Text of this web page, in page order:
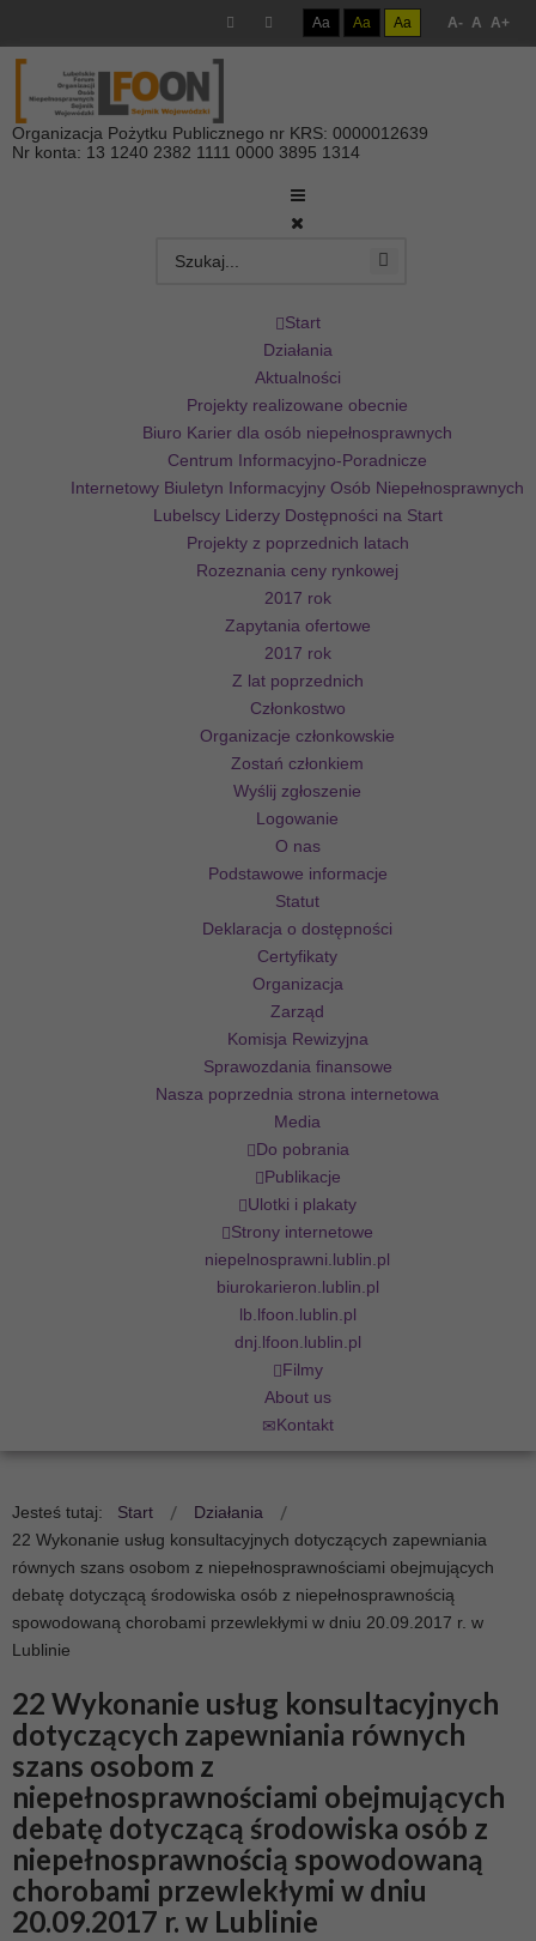
Aa Aa Aa A- A A+
Organizacja Pożytku Publicznego nr KRS: 0000012639
Nr konta: 13 1240 2382 1111 0000 3895 1314
Start
Działania
Aktualności
Projekty realizowane obecnie
Biuro Karier dla osób niepełnosprawnych
Centrum Informacyjno-Poradnicze
Internetowy Biuletyn Informacyjny Osób Niepełnosprawnych
Lubelscy Liderzy Dostępności na Start
Projekty z poprzednich latach
Rozeznania ceny rynkowej
2017 rok
Zapytania ofertowe
2017 rok
Z lat poprzednich
Członkostwo
Organizacje członkowskie
Zostań członkiem
Wyślij zgłoszenie
Logowanie
O nas
Podstawowe informacje
Statut
Deklaracja o dostępności
Certyfikaty
Organizacja
Zarząd
Komisja Rewizyjna
Sprawozdania finansowe
Nasza poprzednia strona internetowa
Media
Do pobrania
Publikacje
Ulotki i plakaty
Strony internetowe
niepelnosprawni.lublin.pl
biurokarieron.lublin.pl
lb.lfoon.lublin.pl
dnj.lfoon.lublin.pl
Filmy
About us
Kontakt
Jesteś tutaj: Start
Działania
22 Wykonanie usług konsultacyjnych dotyczących zapewniania
równych szans osobom z niepełnosprawnościami obejmujących
debatę dotyczącą środowiska osób z niepełnosprawnością
spowodowaną chorobami przewlekłymi w dniu 20.09.2017 r. w
Lublinie
22 Wykonanie usług konsultacyjnych
dotyczących zapewniania równych
szans osobom z
niepełnosprawnościami obejmujących
debatę dotyczącą środowiska osób z
niepełnosprawnością spowodowaną
chorobami przewlekłymi w dniu
20.09.2017 r. w Lublinie